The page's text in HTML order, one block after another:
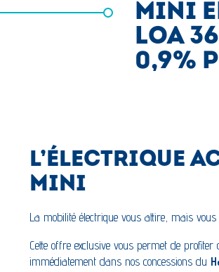
MINI
LOA
0,9%
L’ÉLECTRIQUE
MINI
La mobilité électrique vous attire, mais
Cette offre exclusive vous permet de profiter
immédiatement dans nos concessions du